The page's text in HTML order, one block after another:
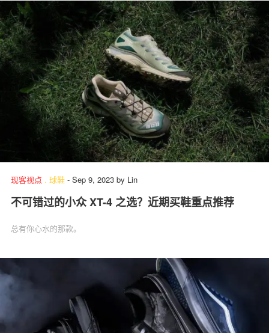
现客视点 . 球鞋 - Sep 9, 2023 by Lin
不可错过的小众 XT-4 之选？近期买鞋重点推荐
总有你心水的那款。